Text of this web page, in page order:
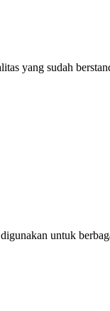
yang sudah
untuk